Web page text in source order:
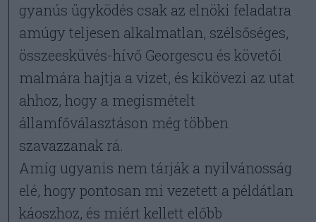
gyanús ügyködés csak az elnöki feladatra
amúgy teljesen alkalmatlan, szélsőséges,
összeesküvés-hívő Georgescu és követői
malmára hajtja a vizet, és kikövezi az utat
ahhoz, hogy a megismételt
államfőválasztáson még többen
szavazzanak rá.
Amíg ugyanis nem tárják a nyilvánosság
elé, hogy pontosan mi vezetett a példátlan
káoszhoz, és miért kellett előbb